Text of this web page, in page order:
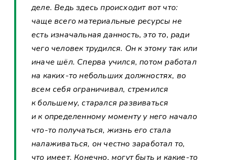
деле. Ведь здесь происходит вот что:
чаще всего материальные ресурсы не
есть изначальная данность, это то, ради
чего человек трудился. Он к этому так или
иначе шёл. Сперва учился, потом работал
на каких-то небольших должностях, во
всем себя ограничивал, стремился
к большему, старался развиваться
и к определенному моменту у него начало
что-то получаться, жизнь его стала
налаживаться, он честно заработал то,
что имеет. Конечно, могут быть и какие-то